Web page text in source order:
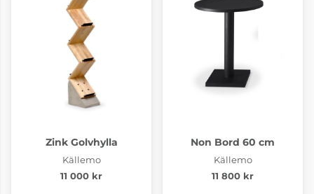
Zink Golvhylla
Källemo
11 000 kr
Non Bord 60 cm
Källemo
11 800 kr